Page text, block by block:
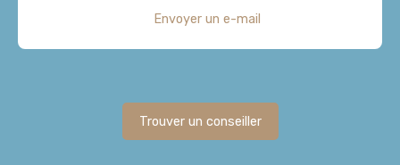
Envoyer un e-mail
Trouver un conseiller